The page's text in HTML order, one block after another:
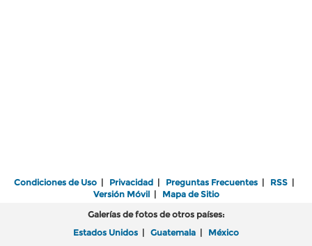
Condiciones de Uso | Privacidad | Preguntas Frecuentes | RSS |
Versión Móvil| Mapa de Sitio
Galerías de fotos de otros países:
Estados Unidos | Guatemala | México